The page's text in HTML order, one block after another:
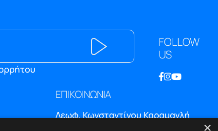
FOLLOW
US
ΕΠΙΚΟΙΝΩΝΙΑ
Λεωφ. Κωνσταντίνου Καραμανλή
×